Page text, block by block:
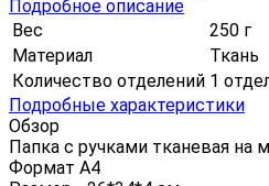
Подробное описание
Вес
250 г
Материал
Ткань
Количество отделений 1
Подробные характеристики
Обзор
Папка с ручками тканевая на
Формат А4